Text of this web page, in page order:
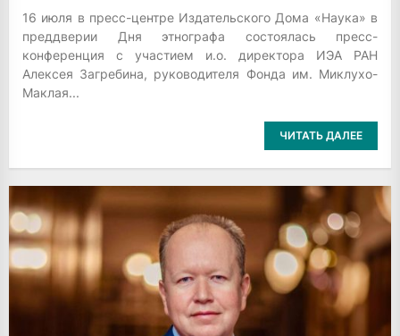
16 июля в пресс-центре Издательского Дома «Наука» в
преддверии Дня этнографа состоялась пресс-
конференция с участием и.о. директора ИЭА РАН
Алексея Загребина, руководителя Фонда им. Миклухо-
Маклая...
ЧИТАТЬ ДАЛЕЕ